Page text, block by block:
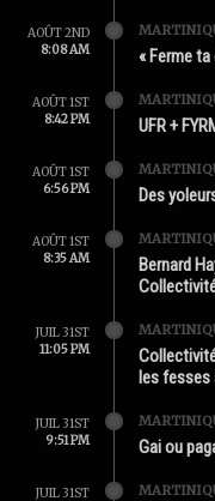
AOÛT 2ND
8:08 AM
« Ferme ta
AOÛT 1ST
8:42 PM
UFR +
AOÛT 1ST
6:56 PM
Des
AOÛT 1ST
8:35 AM
Bernard
JUIL 31ST
11:05 PM
les fesses
JUIL 31ST
9:51 PM
Gai ou
JUIL 31ST